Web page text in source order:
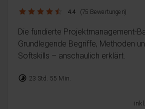
4.4 / 5 4.4 (75 Bewertungen)
Die fundierte Projektmanagement-
Grundlegende Begriffe, Methoden
Softskills – anschaulich erklärt.
timelapse 23 Std. 55 Min.